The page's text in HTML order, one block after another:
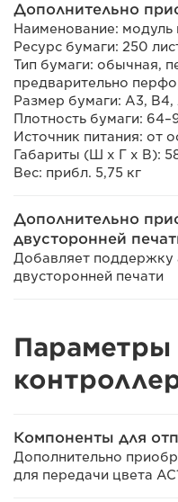
Дополнительно
Наименование: модуль
Ресурс бумаги: 250
Тип бумаги: обычная,
предварительно
Размер бумаги: A3,
Плотность бумаги:
Источник питания: от
Габариты (Ш х Г х В):
Вес: прибл. 5,75 кг
Дополнительно
двусторонней
Добавляет поддержку
двусторонней печати
Параметры
Компоненты для
Дополнительно
для передачи цвета AC1